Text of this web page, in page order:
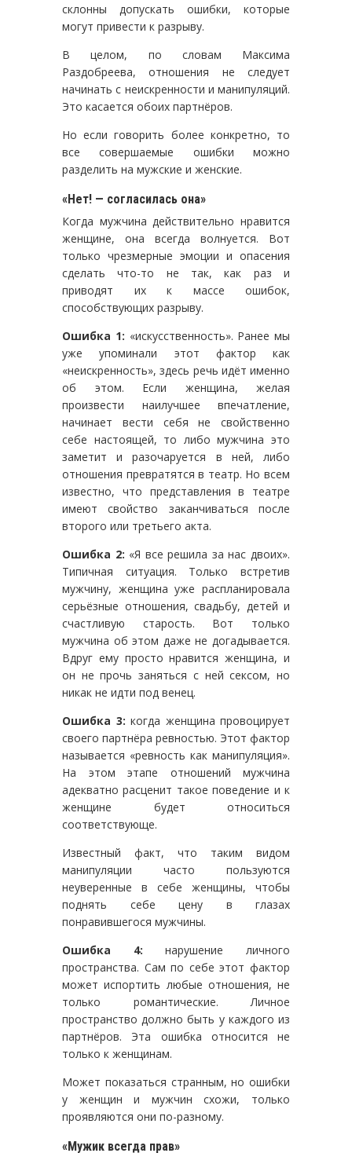
склонны допускать ошибки, которые
могут привести к разрыву.
В целом, по словам Максима
Раздобреева, отношения не следует
начинать с неискренности и манипуляций.
Это касается обоих партнёров.
Но если говорить более конкретно, то
все совершаемые ошибки можно
разделить на мужские и женские.
«Нет! — согласилась она»
Когда мужчина действительно нравится
женщине, она всегда волнуется. Вот
только чрезмерные эмоции и опасения
сделать что-то не так, как раз и
приводят их к массе ошибок,
способствующих разрыву.
Ошибка 1: «искусственность». Ранее мы
уже упоминали этот фактор как
«неискренность», здесь речь идёт именно
об этом. Если женщина, желая
произвести наилучшее впечатление,
начинает вести себя не свойственно
себе настоящей, то либо мужчина это
заметит и разочаруется в ней, либо
отношения превратятся в театр. Но всем
известно, что представления в театре
имеют свойство заканчиваться после
второго или третьего акта.
Ошибка 2: «Я все решила за нас двоих».
Типичная ситуация. Только встретив
мужчину, женщина уже распланировала
серьёзные отношения, свадьбу, детей и
счастливую старость. Вот только
мужчина об этом даже не догадывается.
Вдруг ему просто нравится женщина, и
он не прочь заняться с ней сексом, но
никак не идти под венец.
Ошибка 3: когда женщина провоцирует
своего партнёра ревностью. Этот фактор
называется «ревность как манипуляция».
На этом этапе отношений мужчина
адекватно расценит такое поведение и к
женщине будет относиться
соответствующе.
Известный факт, что таким видом
манипуляции часто пользуются
неуверенные в себе женщины, чтобы
поднять себе цену в глазах
понравившегося мужчины.
Ошибка 4: нарушение личного
пространства. Сам по себе этот фактор
может испортить любые отношения, не
только романтические. Личное
пространство должно быть у каждого из
партнёров. Эта ошибка относится не
только к женщинам.
Может показаться странным, но ошибки
у женщин и мужчин схожи, только
проявляются они по-разному.
«Мужик всегда прав»